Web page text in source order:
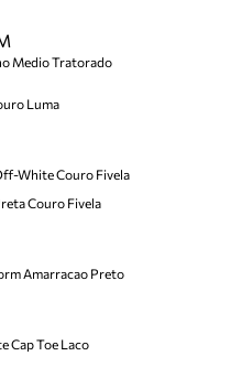
Medio Tratorado
Luma
White Couro Fivela
Couro Fivela
Amarracao Preto
Cap Toe Laco